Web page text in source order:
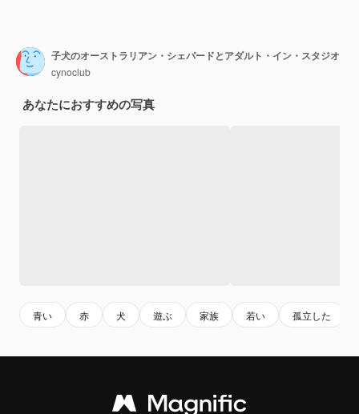
子犬のオーストラリアン・シェパードとアダルト・イン・スタジオ
cynoclub
あなたにおすすめの写真
青い 赤 犬 遊ぶ 家族 若い 孤立した